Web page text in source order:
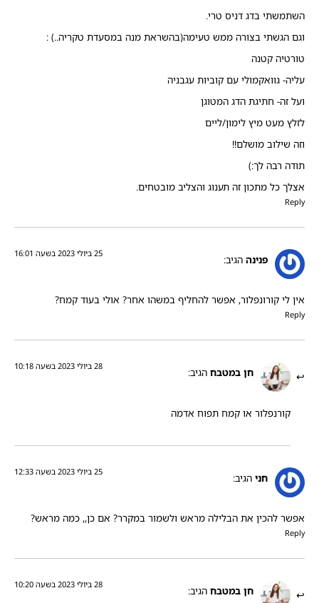
השתמשתי בדג דניס טרי.
וגם הגשתי בצורה ממש טעימה(בהשראת מנה במסעדת טקריה..) :
טורטיה קטנה
עליה- גוואקמולי עם קוביות עגבניה
ועל זה- חתיגת הדג המטוגן
לזלץ מעט מיץ לימון/ליים
וזה שילוב מושלם!!
תודה רבה לך:)
אצלך כל מתכון זה תענוג והצליב מובטחים.
Reply
פנינה הגיב:
25 ביולי 2023 בשעה 16:01
אין לי קורונפלור, אפשר להחליף במשהו אחר? אולי בעוד קמח?
Reply
חן במטבח הגיב:
28 ביולי 2023 בשעה 10:18
קורנפלור או קמח תפוח אדמה
חני הגיב:
25 ביולי 2023 בשעה 12:33
אפשר להכין את הבלילה מראש ולשמור במקרר? אם כן,, כמה מראש?
Reply
חן במטבח הגיב:
28 ביולי 2023 בשעה 10:20